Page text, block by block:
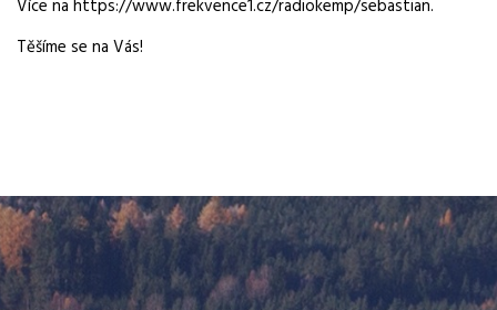
Více na https://www.frekvence1.cz/radiokemp/sebastian.
Těšíme se na Vás!